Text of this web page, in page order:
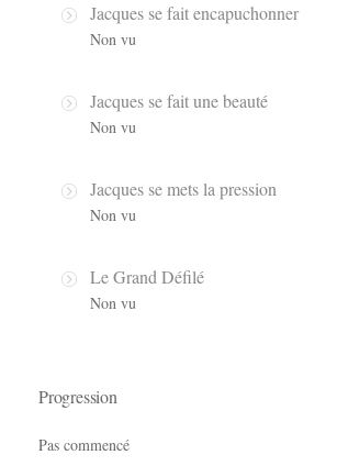
Jacques se fait encapuchonner
Non vu
Jacques se fait une beauté
Non vu
Jacques se mets la pression
Non vu
Le Grand Défilé
Non vu
Progression
Pas commencé